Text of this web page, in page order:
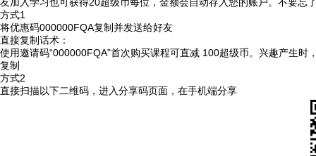
方式1
将优惠码000000FQA复制并发送给好友
直接复制话术：
使用邀请码“000000FQA”首次购买课程可直减 100超级币。兴趣产生时
复制
方式2
直接扫描以下二维码，进入分享码页面，在手机端分享